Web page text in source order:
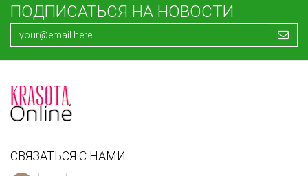
ПОДПИСАТЬСЯ НА НОВОСТИ
СВЯЗАТЬСЯ С НАМИ